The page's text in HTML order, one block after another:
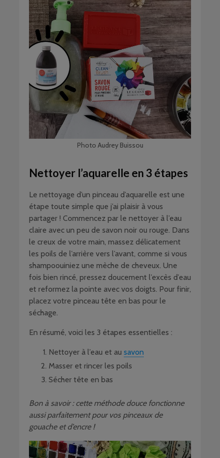
Photo Audrey Buissou
Nettoyer l’aquarelle en 3 étapes
Le nettoyage d’un pinceau d’aquarelle est une
étape toute simple que j’ai plaisir à vous
partager ! Commencez par le nettoyer à l’eau
claire avec un peu de savon noir ou rouge. Dans
le creux de votre main, massez délicatement
les poils de l’arrière vers l’avant, comme si vous
shampoouiniez une mèche de cheveux. Une
fois bien rincé, pressez doucement l’excès d’eau
et reformez la pointe avec vos doigts. Pour finir,
placez votre pinceau tête en bas pour le
séchage.
En résumé, voici les 3 étapes essentielles :
Nettoyer à l’eau et au savon
Masser et rincer les poils
Sécher tête en bas
Bon à savoir : cette méthode douce fonctionne
aussi parfaitement pour vos pinceaux de
gouache et d’encre !